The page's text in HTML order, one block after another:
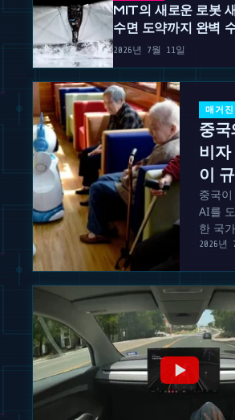
MIT의 새로운 로봇
수면 도약까지 완벽
2026년 7월 11일
매거진
중국
비자
이
는
정에
급하
중국
AI를
한 국
했습니
통합
원 생
있습
자세히
2026년